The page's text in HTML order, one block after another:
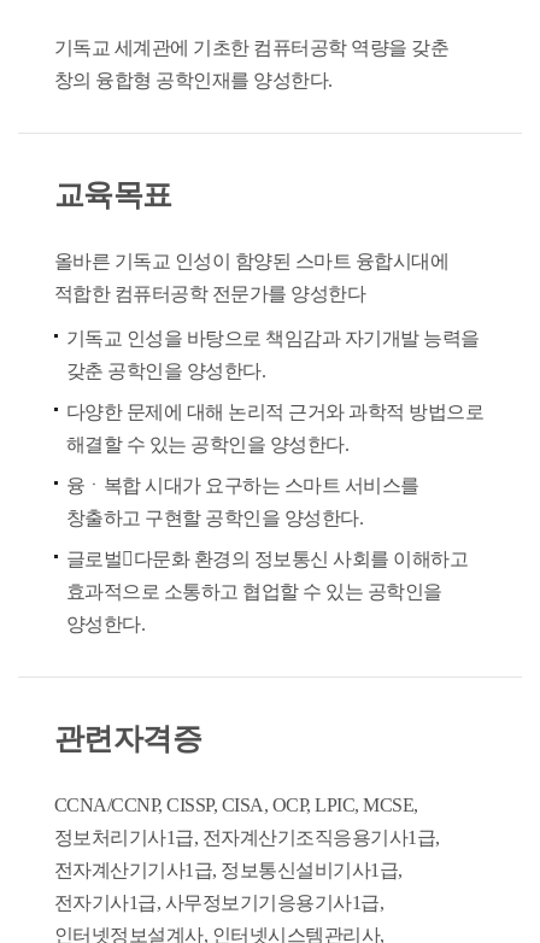
기독교 세계관에 기초한 컴퓨터공학 역량을 갖춘
창의 융합형 공학인재를 양성한다.
교육목표
올바른 기독교 인성이 함양된 스마트 융합시대에
적합한 컴퓨터공학 전문가를 양성한다
기독교 인성을 바탕으로 책임감과 자기개발 능력을
갖춘 공학인을 양성한다.
다양한 문제에 대해 논리적 근거와 과학적 방법으로
해결할 수 있는 공학인을 양성한다.
융ㆍ복합 시대가 요구하는 스마트 서비스를
창출하고 구현할 공학인을 양성한다.
글로벌다문화 환경의 정보통신 사회를 이해하고
효과적으로 소통하고 협업할 수 있는 공학인을
양성한다.
관련자격증
CCNA/CCNP, CISSP, CISA, OCP, LPIC, MCSE,
정보처리기사1급, 전자계산기조직응용기사1급,
전자계산기기사1급, 정보통신설비기사1급,
전자기사1급, 사무정보기기응용기사1급,
인터넷정보설계사, 인터넷시스템관리사,